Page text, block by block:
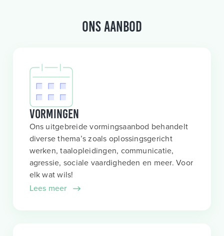
Ons aanbod
Vormingen
Ons uitgebreide vormingsaanbod behandelt
diverse thema’s zoals oplossingsgericht
werken, taalopleidingen, communicatie,
agressie, sociale vaardigheden en meer. Voor
elk wat wils!
Lees meer